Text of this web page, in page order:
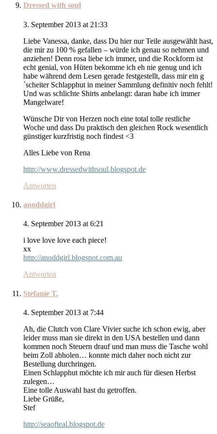
Dressed with soul
3. September 2013 at 21:33
Liebe Vanessa, danke, dass Du hier nur Teile ausgewählt hast,
die mir zu 100 % gefallen – würde ich genau so nehmen und
anziehen! Denn rosa liebe ich immer, und die Rockform ist
echt genial, von Hüten bekomme ich eh nie genug und ich
habe während dem Lesen gerade festgestellt, dass mir ein g
´scheiter Schlapphut in meiner Sammlung definitiv noch fehlt!
Und was schlichte Shirts anbelangt: daran habe ich immer
Mangelware!
Wünsche Dir von Herzen noch eine total tolle restliche
Woche und dass Du praktisch den gleichen Rock wesentlich
günstiger kurzfristig noch findest <3
Alles Liebe von Rena
http://www.dressedwithsoul.blogspot.de
Antworten
anoddgirl
4. September 2013 at 6:21
i love love love each piece!
xx
http://anoddgirl.blogspot.com.au
Antworten
Stefanie T.
4. September 2013 at 7:44
Ah, die Clutch von Clare Vivier suche ich schon ewig, aber
leider muss man sie direkt in den USA bestellen und dann
kommen noch Steuern drauf und man muss die Tasche wohl
beim Zoll abholen… konnte mich daher noch nicht zur
Bestellung durchringen.
Einen Schlapphut möchte ich mir auch für diesen Herbst
zulegen…
Eine tolle Auswahl hast du getroffen.
Liebe Grüße,
Stef
http://seaofteal.blogspot.de